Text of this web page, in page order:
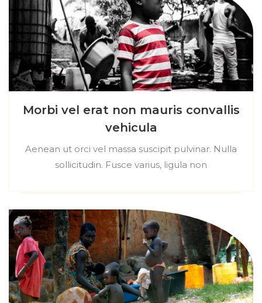
Morbi vel erat non mauris convallis
vehicula
Aenean ut orci vel massa suscipit pulvinar. Nulla
sollicitudin. Fusce varius, ligula non